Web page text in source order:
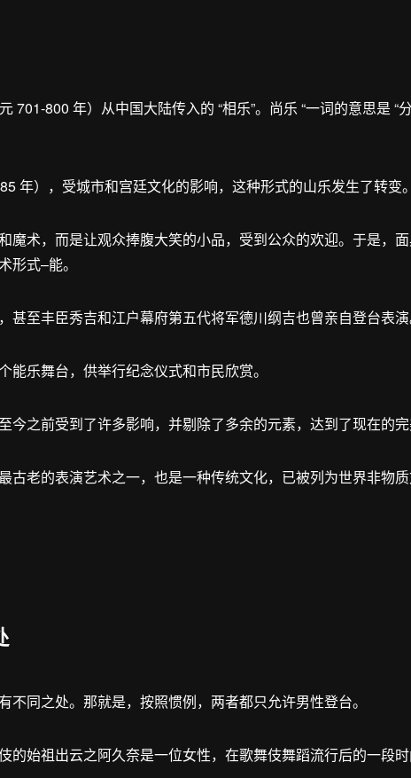
701-800 年）从中国大陆传入的 “相乐”。尚乐 “一词的意思是 “
年），受城市和宫廷文化的影响，这种形式的山乐发生了转变
魔术，而是让观众捧腹大笑的小品，受到公众的欢迎。于是，
形式–能。
甚至丰臣秀吉和江户幕府第五代将军德川纲吉也曾亲自登台表
能乐舞台，供举行纪念仪式和市民欣赏。
今之前受到了许多影响，并剔除了多余的元素，达到了现在的
古老的表演艺术之一，也是一种传统文化，已被列为世界非物
不同之处。那就是，按照惯例，两者都只允许男性登台。
的始祖出云之阿久奈是一位女性，在歌舞伎舞蹈流行后的一段